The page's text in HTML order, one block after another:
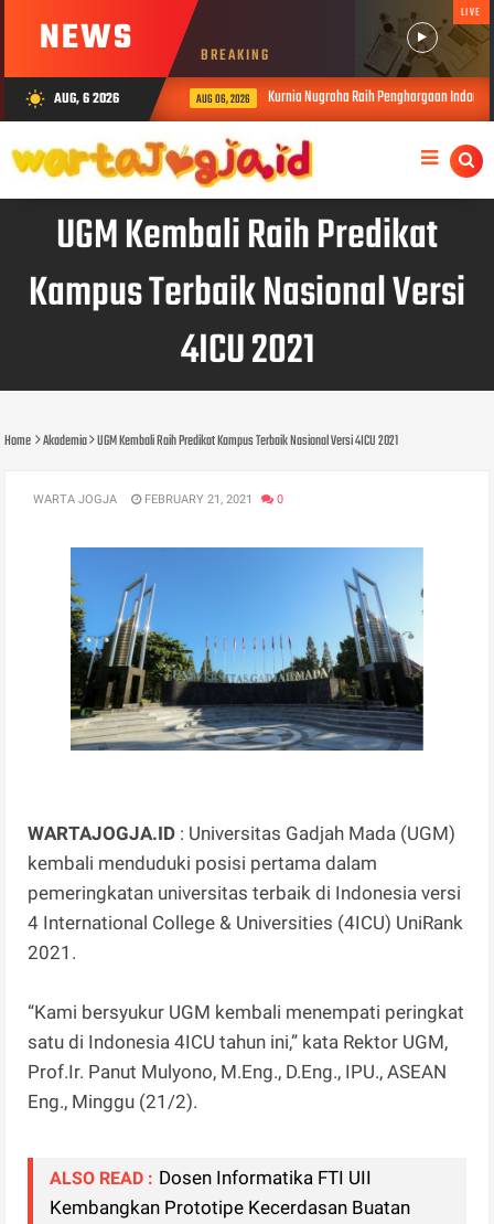
NEWS BREAKING
LIVE
wb_sunny AUG, 6 2026 AUG 06, 2026 Kurnia Nugraha Raih Penghargaan
UGM Kembali Raih Predikat
Kampus Terbaik Nasional Versi
4ICU 2021
Home Akademia UGM Kembali Raih Predikat Kampus Terbaik Nasional Versi 4ICU 2021
WARTA JOGJA FEBRUARY 21, 2021 0
WARTAJOGJA.ID : Universitas Gadjah Mada (UGM)
kembali menduduki posisi pertama dalam
pemeringkatan universitas terbaik di Indonesia versi
4 International College & Universities (4ICU) UniRank
2021.
“Kami bersyukur UGM kembali menempati peringkat
satu di Indonesia 4ICU tahun ini,” kata Rektor UGM,
Prof.Ir. Panut Mulyono, M.Eng., D.Eng., IPU., ASEAN
Eng., Minggu (21/2).
ALSO READ : Dosen Informatika FTI UII
Kembangkan Prototipe Kecerdasan Buatan